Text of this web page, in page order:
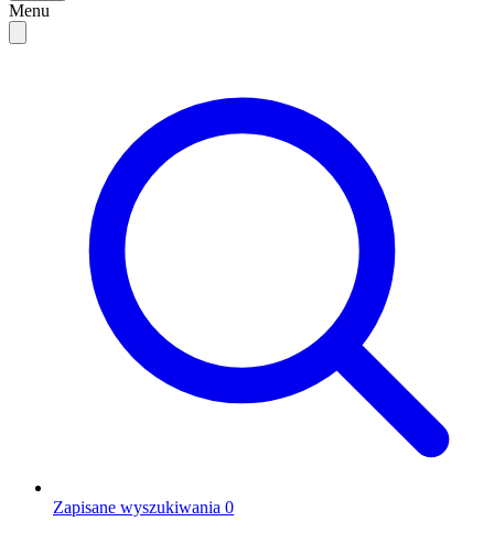
Menu
Zapisane wyszukiwania 0